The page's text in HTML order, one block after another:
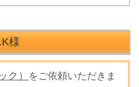
様
ク）
をご依頼いただきま